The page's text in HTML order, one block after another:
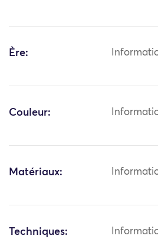
Ère:
Couleur:
Matériaux:
Techniques: